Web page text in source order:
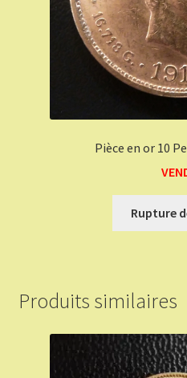
Pièce en or 10
Rupture
Produits similaires